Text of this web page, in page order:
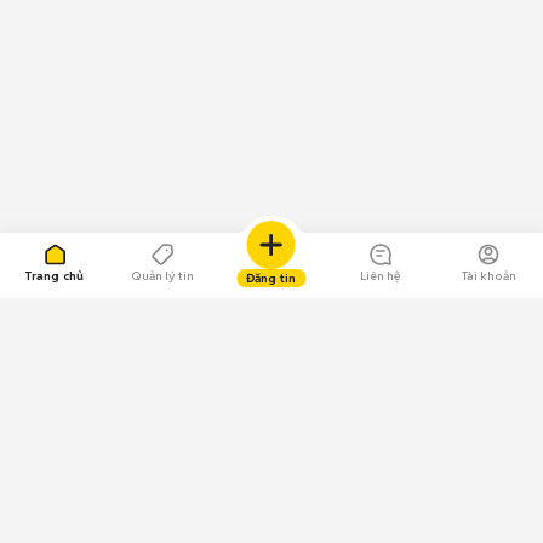
Trang chủ Quản lý tin Đăng tin Liên hệ Tài khoản